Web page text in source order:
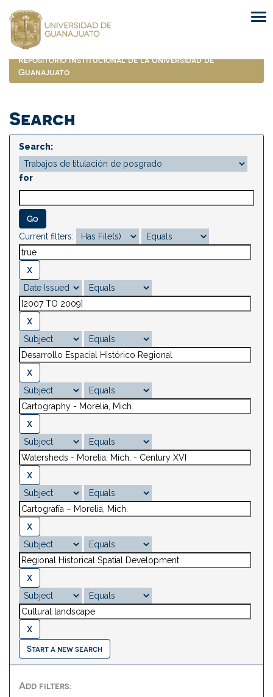
navigation
Repositorio Institucional de la Universidad de
Guanajuato
Search
Search:
for
Current filters:
Start a new search
Add filters: